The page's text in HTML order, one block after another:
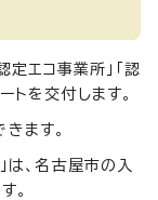
定エコ事業所」「認
トを交付します。
ます。
は、名古屋市の入
。